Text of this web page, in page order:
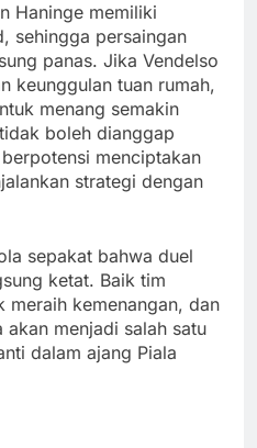
Haninge memiliki
sehingga persaingan
panas. Jika Vendelso
keunggulan tuan rumah,
menang semakin
boleh dianggap
menciptakan
strategi dengan
sepakat bahwa duel
ketat. Baik tim
meraih kemenangan, dan
menjadi salah satu
dalam ajang Piala